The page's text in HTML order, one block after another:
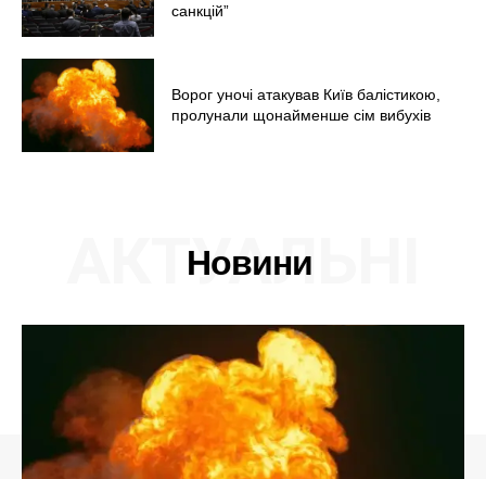
санкцій”
Ворог уночі атакував Київ балістикою,
пролунали щонайменше сім вибухів
Новини
АКТУАЛЬНІ